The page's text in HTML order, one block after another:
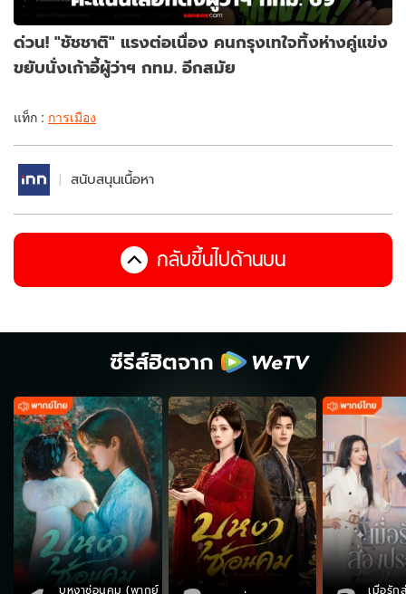
ด่วน! "ชัชชาติ" แรงต่อเนื่อง คนกรุงเทใจทิ้งห่างคู่แข่ง
ขยับนั่งเก้าอี้ผู้ว่าฯ กทม. อีกสมัย
แท็ก : การเมือง
สนับสนุนเนื้อหา
กลับขึ้นไปด้านบน
ซีรีส์ฮิตจาก
บุหงาซ่อนคม (พากย์ เมื่อรัก